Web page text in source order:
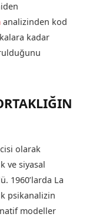
analizinden kod
kadar
olarak
ve siyasal
1960’larda La
psikanalizin
modeller